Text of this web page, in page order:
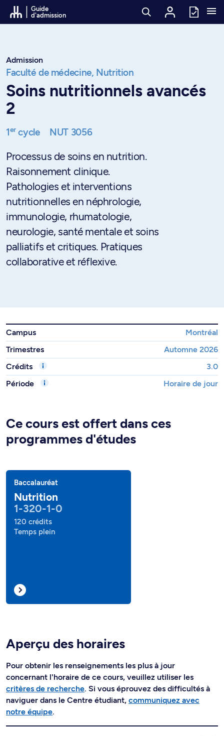
Passer au contenu
Guide
d'admission
Admission
Faculté de médecine, Nutrition
Soins nutritionnels avancés
2
1ercycle NUT 3056
Processus de soins en nutrition.
Raisonnement clinique.
Pathologies et interventions
nutritionnelles en néphrologie,
immunologie, rhumatologie,
neurologie, santé mentale et soins
palliatifs et critiques. Pratiques
collaborative et réflexive.
Campus
Montréal
Trimestres
Automne 2026
Crédits
3.0
Période
Horaire de jour
Ce cours est offert dans ces
programmes d'études
Baccalauréat
Nutrition
1-320-1-0
120 crédits
Temps plein
Aperçu des horaires
Pour obtenir les renseignements les plus à jour
concernant l'horaire de ce cours, veuillez utiliser les
critères de recherche. Si vous éprouvez des difficultés à
naviguer dans le Centre étudiant, communiquez avec
notre équipe.